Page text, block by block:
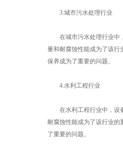
3.城市污水处理行业
在城市污水处理行业中，
量和耐腐蚀性能成为了该行
保养成为了重要的问题。
4.水利工程行业
在水利工程行业中，设备
耐腐蚀性能成为了该行业的
了重要的问题。